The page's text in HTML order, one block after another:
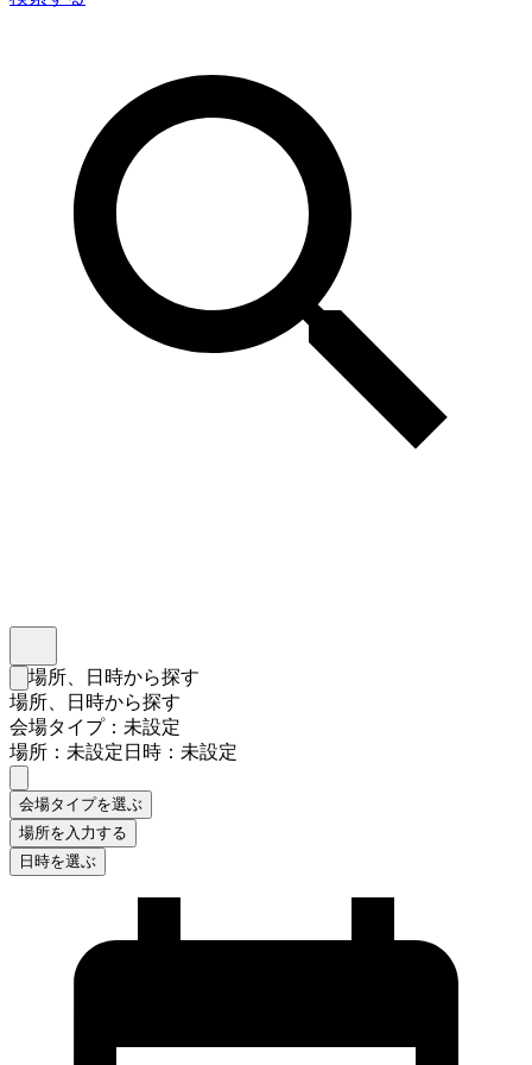
検索フォームを閉じる
場所、日時から探す
場所、日時から探す
会場タイプ：未設定
場所：未設定日時：未設定
会場タイプを選ぶ
場所を入力する
日時を選ぶ